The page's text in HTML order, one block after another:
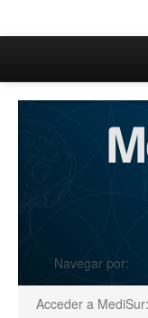
Inicio
Actual
Archivos
Navegar por:
Acceder a MediSur: